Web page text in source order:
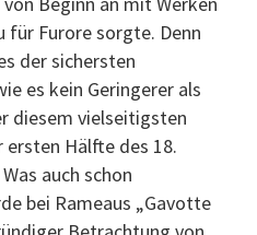
für Furore sorgte. Denn
der sichersten
es kein Geringerer als
diesem vielseitigsten
Hälfte des 18.
auch schon
bei Rameaus „Gavotte